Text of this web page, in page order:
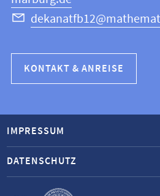
KONTAKT & ANREISE
Service-
IMPRESSUM
DATENSCHUTZ